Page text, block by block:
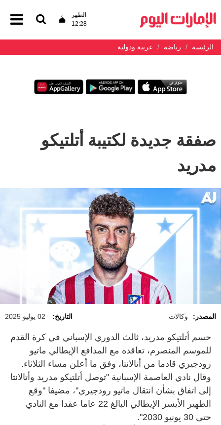
الظهر
12:28
الرئيسة رياضة عربية ودولية
صفقة جديدة لكتيبة أتلتيكو
مدريد
المصدر: وكالات التاريخ: 02 يوليو 2025
حسم أتلتيكو مدريد، ثالث الدوري الإسباني في كرة القدم
للموسم المنصرم، تعاقده مع المدافع الإيطالي ماتيو
رودجيري قادما من أتالانتا، وفق ما أعلن مساء الثلاثاء.
وقال نادي العاصمة الإسبانية "توصل أتلتيكو مدريد وأتالانتا
إلى اتفاق بشأن انتقال ماتيو رودجيري"، مضيفا "وقع
الظهير الأيسر الإيطالي البالغ 22 عاما عقدا مع النادي
حتى 30 يونيو 2030".